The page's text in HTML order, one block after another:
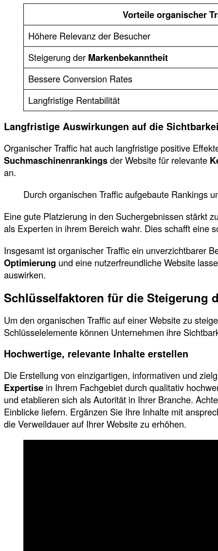
Vorteile organischer
Höhere Relevanz der Besucher
Steigerung der Markenbekanntheit
Bessere Conversion Rates
Langfristige Rentabilität
Langfristige Auswirkungen auf die
Organischer Traffic hat auch langfristige positive
Suchmaschinenrankingsder Website für relevante
an.
Durch organischen Traffic aufgebaute Rankings
Eine gute Platzierung in den Suchergebnissen stärkt
als Experten in ihrem Bereich wahr. Dies schafft eine
Insgesamt ist organischer Traffic ein unverzichtbarer
Optimierung und eine nutzerfreundliche Website
auswirken.
Schlüsselfaktoren für die Steigerung
Um den organischen Traffic auf einer Website zu
Schlüsselelemente können Unternehmen ihre
Hochwertige, relevante Inhalte erstellen
Die Erstellung von einzigartigen, informativen und
Expertise in Ihrem Fachgebiet durch qualitativ
und etablieren sich als Autorität in Ihrer Branche.
Einblicke liefern. Ergänzen Sie Ihre Inhalte mit
die Verweildauer auf Ihrer Website zu erhöhen.